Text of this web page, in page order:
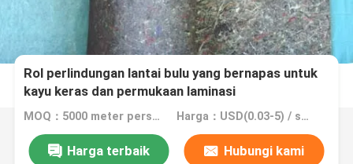
Rol perlindungan lantai bulu yang bernapas untuk
kayu keras dan permukaan laminasi
MOQ：5000 meter persegi, 10.000 meter persegi dengan percetakan Harga：USD(0.03-5) / square meter
Harga terbaik Hubungi kami